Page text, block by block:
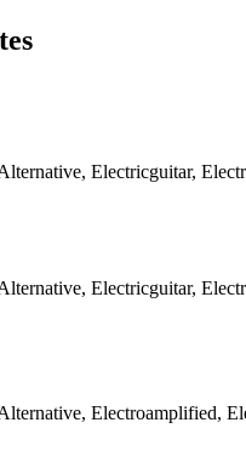
Electricguitar,
Electricguitar,
Electroamplified,